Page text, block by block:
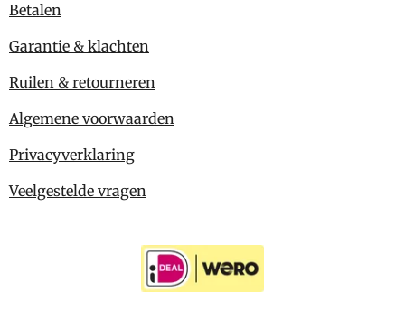
Betalen
Garantie & klachten
Ruilen & retourneren
Algemene voorwaarden
Privacyverklaring
Veelgestelde vragen